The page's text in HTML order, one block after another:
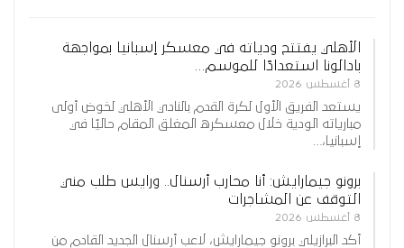
الأهلي يفتتح ودياته في معسكر إسبانيا بمواجهة
بادالونا استعدادًا للموسم…
8 أغسطس 2026
يستعد الفريق الأول لكرة القدم بالنادي الأهلي لخوض أولى
مبارياته الودية خلال معسكره المغلق المقام حاليًا في
إسبانيا،…
برونو جيمارايش: أنا محارب أرسنال.. ورايس طلب مني
التوقف عن المشاجرات
8 أغسطس 2026
أكد البرازيلي برونو جيمارايش، لاعب أرسنال الجديد القادم من